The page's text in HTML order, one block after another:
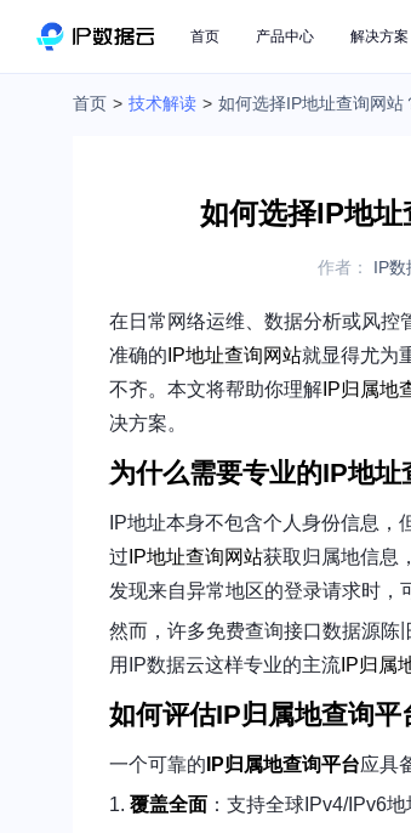
首页 产品中心 解决方案
首页 > 技术解读 > 如何选择IP地址查询网
如何选择IP地
作者： IP数
在日常网络运维、数据分析或风控
准确的 IP地址查询网站就显得尤为
不齐。本文将帮助你理解 IP归属地
决方案。
为什么需要专业的IP地址
IP地址本身不包含个人身份信息
过 IP地址查询网站获取归属地信息
发现来自异常地区的登录请求时，
然而，许多免费查询接口数据源陈
用IP数据云这样专业的主流 IP归属
如何评估IP归属地查询平
一个可靠的 IP归属地查询平台应具
1. 覆盖全面 ：支持全球IPv4/IPv6